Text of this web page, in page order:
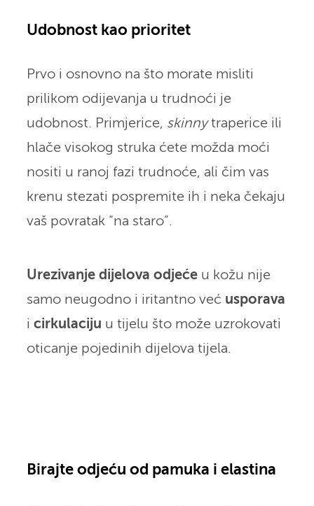
Udobnost kao prioritet
Prvo i osnovno na što morate misliti
prilikom odijevanja u trudnoći je
udobnost. Primjerice, skinnytraperice ili
hlače visokog struka ćete možda moći
nositi u ranoj fazi trudnoće, ali čim vas
krenu stezati pospremite ih i neka čekaju
vaš povratak “na staro”.
Urezivanje dijelova odjećeu kožu nije
samo neugodno i iritantno već usporava
i cirkulaciju u tijelu što može uzrokovati
oticanje pojedinih dijelova tijela.
Birajte odjeću od pamuka i elastina